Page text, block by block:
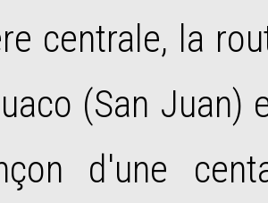
centrale, la
(San Juan)
d'une